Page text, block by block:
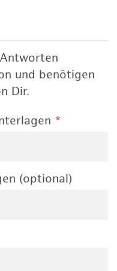
und benötigen
Dir.
*
(optional)